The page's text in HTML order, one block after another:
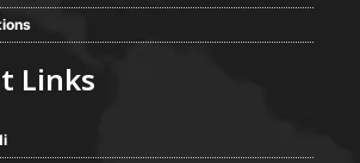
Links